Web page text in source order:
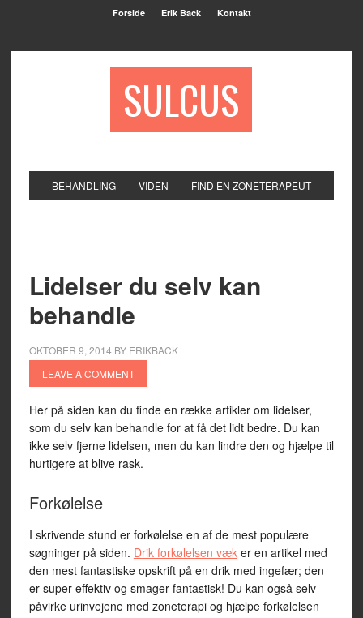
Forside Erik Back Kontakt
SULCUS
BEHANDLING VIDEN FIND EN ZONETERAPEUT
Lidelser du selv kan
behandle
OKTOBER 9, 2014 BY ERIKBACK
LEAVE A COMMENT
Her på siden kan du finde en række artikler om lidelser,
som du selv kan behandle for at få det lidt bedre. Du kan
ikke selv fjerne lidelsen, men du kan lindre den og hjælpe til
hurtigere at blive rask.
Forkølelse
I skrivende stund er forkølelse en af de mest populære
søgninger på siden. Drik forkølelsen væker en artikel med
den mest fantastiske opskrift på en drik med ingefær; den
er super effektiv og smager fantastisk! Du kan også selv
påvirke urinvejene med zoneterapi og hjælpe forkølelsen